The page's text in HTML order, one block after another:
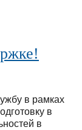
в рамках
в
в